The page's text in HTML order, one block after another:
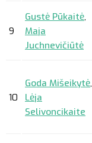
9
Gustė Pūkaitė,
Maja
Juchnevičiūtė
10
Goda Mišeikytė,
Lėja
Selivoncikaite